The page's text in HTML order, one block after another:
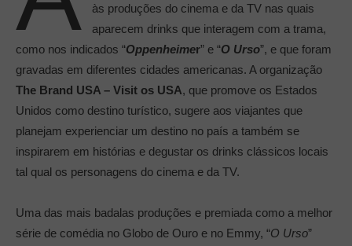
às produções do cinema e da TV nas quais
aparecem drinks que interagem com a trama,
como nos indicados “Oppenheimer” e “O Urso”, e que foram
gravadas em diferentes cidades americanas. A organização
The Brand USA – Visit os USA, que promove os Estados
Unidos como destino turístico, sugere aos viajantes que
planejam experienciar um destino no país a também se
inspirarem em histórias e degustar os drinks clássicos locais
tal qual os personagens do cinema e da TV.
Uma das mais badalas produções e premiada como a melhor
série de comédia no Globo de Ouro e no Emmy, “O Urso”